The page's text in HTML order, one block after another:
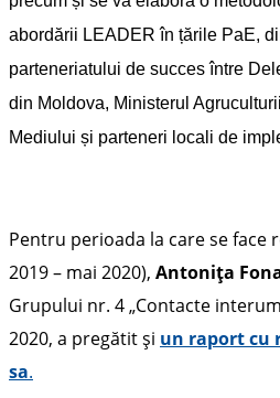
abordării LEADER în țările PaE,
parteneriatului de succes între
din Moldova, Ministerul
Mediului și parteneri locali de
Pentru perioada la care se
2019 – mai 2020), Antonița
Grupului nr. 4 „Contacte
2020, a pregătit și un raport cu
sa.